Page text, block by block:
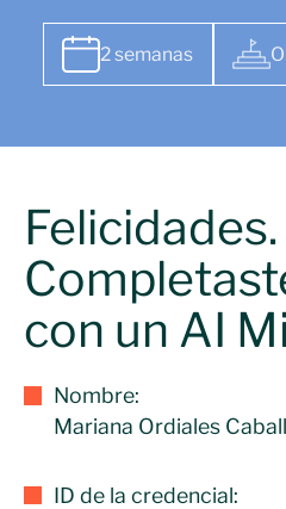
2 semanas
Felicidades.
con un AI
Nombre:
Mariana Ordiales
ID de la credencial: